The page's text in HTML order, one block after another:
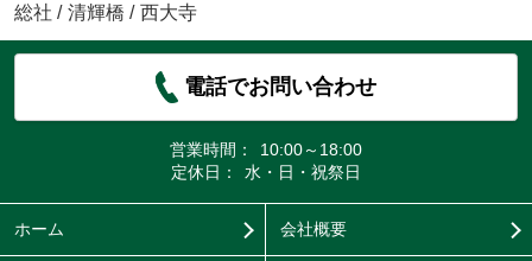
総社 / 清輝橋 / 西大寺
電話でお問い合わせ
営業時間：
10:00～18:00
定休日：
水・日・祝祭日
ホーム 会社概要